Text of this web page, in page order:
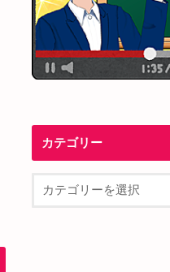
カテゴリー